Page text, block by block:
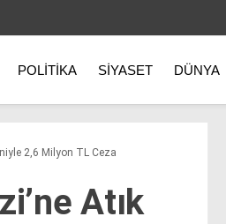
POLITIKA SIYASET DÜNYA
2,6 Milyon TL Ceza
Atık